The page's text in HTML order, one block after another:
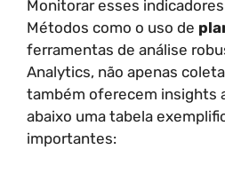
Monitorar esses
Métodos como o uso de
ferramentas de análise
Analytics, não apenas
também oferecem insights
abaixo uma tabela
importantes: